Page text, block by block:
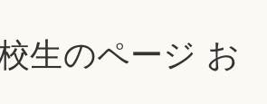
生のページ お